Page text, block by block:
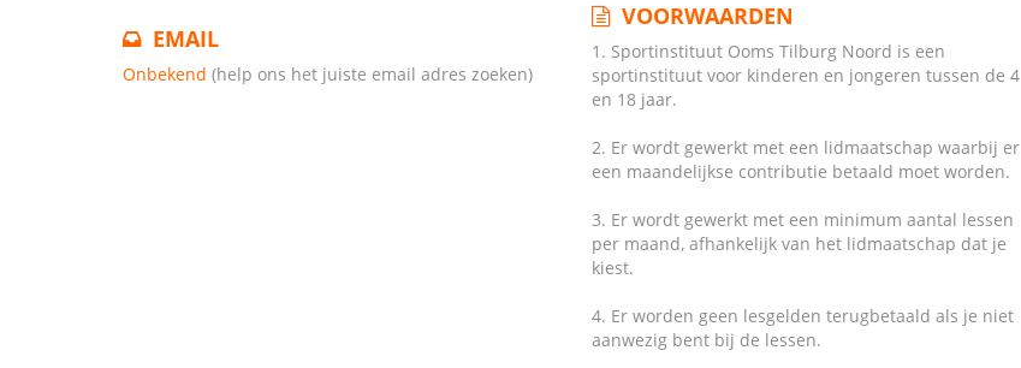
EMAIL
Onbekend (help ons het juiste email adres zoeken)
VOORWAARDEN
1. Sportinstituut Ooms Tilburg Noord is een
sportinstituut voor kinderen en jongeren tussen de 4
en 18 jaar.
2. Er wordt gewerkt met een lidmaatschap waarbij er
een maandelijkse contributie betaald moet worden.
3. Er wordt gewerkt met een minimum aantal lessen
per maand, afhankelijk van het lidmaatschap dat je
kiest.
4. Er worden geen lesgelden terugbetaald als je niet
aanwezig bent bij de lessen.